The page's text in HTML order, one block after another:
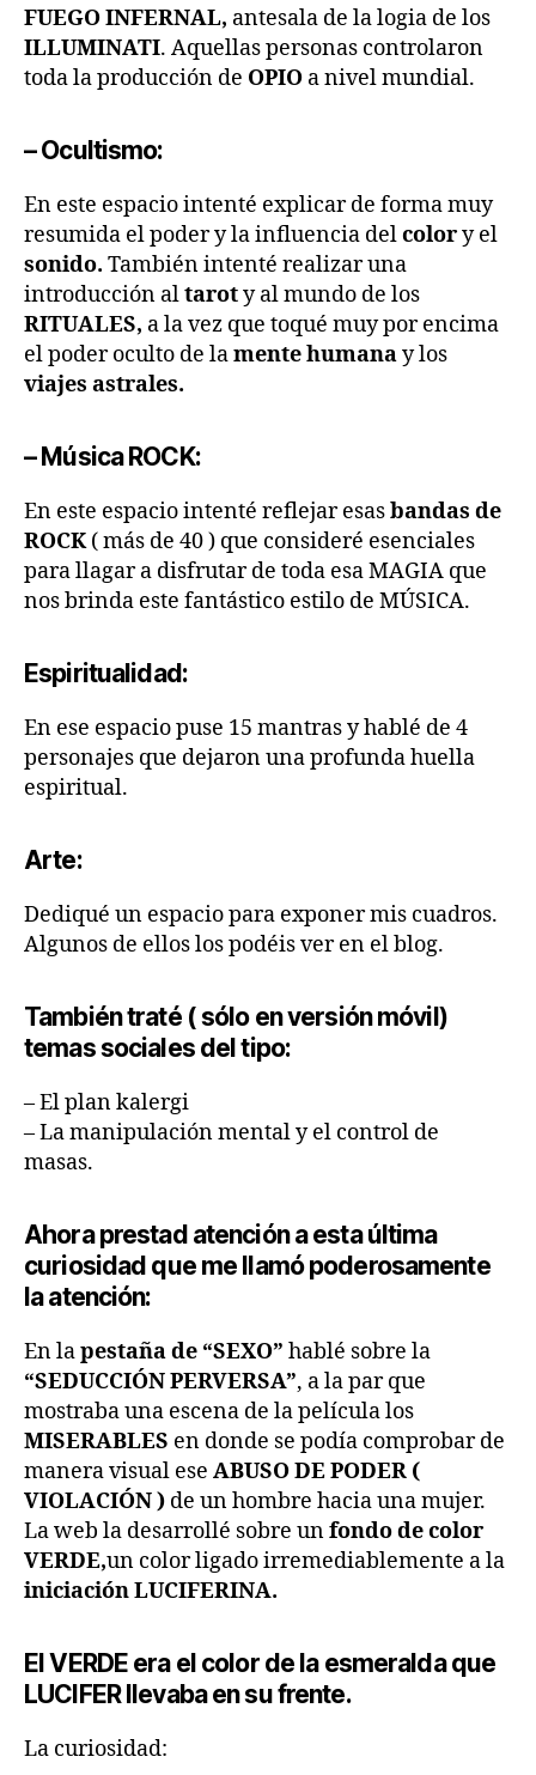
FUEGO INFERNAL, antesala de la logia de los
ILLUMINATI. Aquellas personas controlaron
toda la producción de OPIO a nivel mundial.
– Ocultismo:
En este espacio intenté explicar de forma muy
resumida el poder y la influencia delcolory el
sonido. También intenté realizar una
introducción altaroty al mundo de los
RITUALES, a la vez que toqué muy por encima
el poder oculto de lamente humanay los
viajes astrales.
– Música ROCK:
En este espacio intenté reflejar esasbandas de
ROCK( más de 40 ) que consideré esenciales
para llagar a disfrutar de toda esa MAGIA que
nos brinda este fantástico estilo de MÚSICA.
Espiritualidad:
En ese espacio puse 15 mantras y hablé de 4
personajes que dejaron una profunda huella
espiritual.
Arte:
Dediqué un espacio para exponer mis cuadros.
Algunos de ellos los podéis ver en el blog.
También traté ( sólo en versión móvil)
temas sociales del tipo:
– El plan kalergi
– La manipulación mental y el control de
masas.
Ahora prestad atención a esta última
curiosidad que me llamó poderosamente
la atención:
En lapestaña de “SEXO” hablé sobre la
“SEDUCCIÓN PERVERSA”, a la par que
mostraba una escena de la película los
MISERABLES en donde se podía comprobar de
manera visual ese ABUSO DE PODER (
VIOLACIÓN ) de un hombre hacia una mujer.
La web la desarrollé sobre unfondo de color
VERDE,un color ligado irremediablemente a la
iniciación LUCIFERINA.
El VERDE era el color de la esmeralda que
LUCIFER llevaba en su frente.
La curiosidad: